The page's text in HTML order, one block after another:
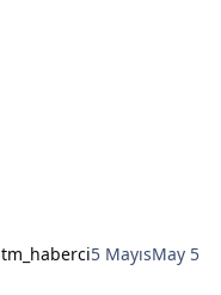
tm_haberci5 MayısMay 5